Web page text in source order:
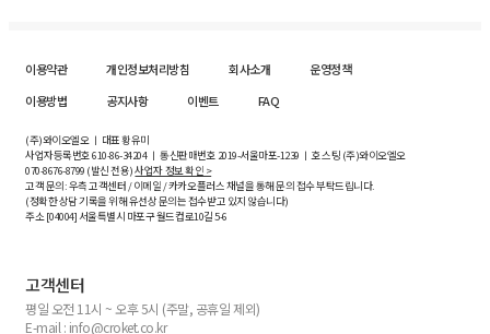
이용약관 개인정보처리방침 회사소개
운영정책
이용방법
공지사항 이벤트 FAQ
(주)와이오엘오 ㅣ 대표 황유미
사업자등록번호610-86-34204ㅣ 통신판매번호 2019-서울마포-1239 ㅣ 호스팅 (주)와이오엘오
070-8676-8799 (발신 전용)사업자 정보 확인 >
고객 문의: 우측 고객센터 / 이메일 / 카카오플러스 채널을 통해 문의 접수 부탁드립니다.
(정확한 상담 기록을 위해 유선상 문의는 접수받고 있지 않습니다)
주소 [04004] 서울특별시 마포구 월드컵로10길5-6
고객센터
평일 오전 11시 ~ 오후 5시 (주말, 공휴일 제외)
E-mail : info@croket.co.kr